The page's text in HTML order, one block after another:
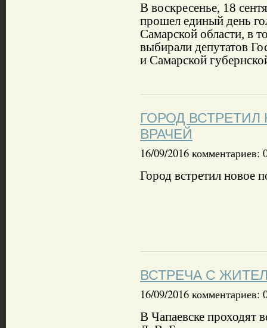
В воскресенье, 18
прошел единый день
Самарской области, в
выбирали депутатов
и Самарской
ГОРОД
ВРАЧЕЙ
16/09/2016 комментариев:
Город встретил новое
ВСТРЕЧА С
16/09/2016 комментариев:
В Чапаевске проходят